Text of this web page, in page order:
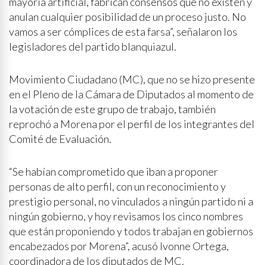
anulan cualquier posibilidad de un proceso justo. No
vamos a ser cómplices de esta farsa”, señalaron los
legisladores del partido blanquiazul.
Movimiento Ciudadano (MC), que no se hizo presente
en el Pleno de la Cámara de Diputados al momento de
la votación de este grupo de trabajo, también
reprochó a Morena por el perfil de los integrantes del
Comité de Evaluación.
“Se habían comprometido que iban a proponer
personas de alto perfil, con un reconocimiento y
prestigio personal, no vinculados a ningún partido ni a
ningún gobierno, y hoy revisamos los cinco nombres
que están proponiendo y todos trabajan en gobiernos
encabezados por Morena”, acusó Ivonne Ortega,
coordinadora de los diputados de MC.